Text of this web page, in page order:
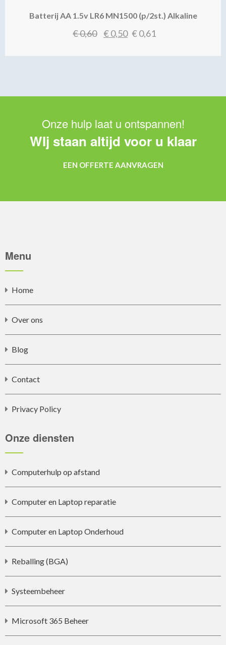
Batterij AA 1.5v LR6 MN1500 (p/2st.) Alkaline
€0,60
Oorspronkelijke
€0,50 Huidige
€0,61
Onze hulp laat u ontspannen!
WIj staan altijd voor u klaar
EEN OFFERTE AANVRAGEN
Menu
Home
Over ons
Blog
Contact
Privacy Policy
Onze diensten
Computerhulp op afstand
Computer en Laptop reparatie
Computer en Laptop Onderhoud
Reballing (BGA)
Systeembeheer
Microsoft 365 Beheer